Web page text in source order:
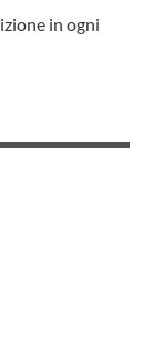
in ogni